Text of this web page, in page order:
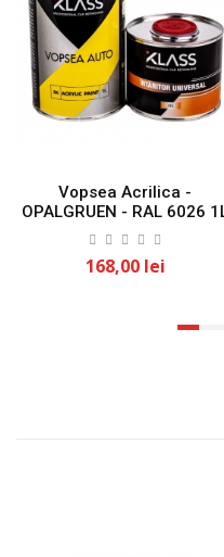
Vopsea Acrilica -
OPALGRUEN - RAL 6026
KLASS
168,00 lei